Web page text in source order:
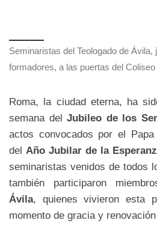
Seminaristas del Teologado de
formadores, a las puertas del Coliseo
Roma, la ciudad eterna, ha
semana del Jubileo de los
actos convocados por el
del Año Jubilar de la
seminaristas venidos de todos
también participaron
Ávila, quienes vivieron esta
momento de gracia y